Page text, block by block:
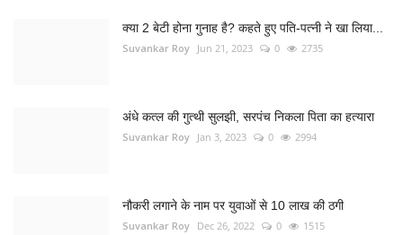
क्या 2 बेटी होना गुनाह है? कहते हुए पति-पत्नी ने खा लिया...
Suvankar Roy Jun 21, 2023 0 2735
अंधे कत्ल की गुत्थी सुलझी, सरपंच निकला पिता का हत्यारा
Suvankar Roy Jan 3, 2023 0 2994
नौकरी लगाने के नाम पर युवाओं से 10 लाख की ठगी
Suvankar Roy Dec 26, 2022 0 1515